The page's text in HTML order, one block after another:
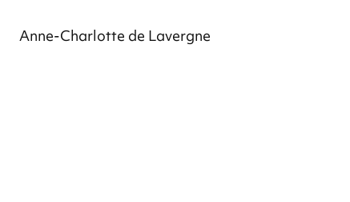
Anne-Charlotte de Lavergne